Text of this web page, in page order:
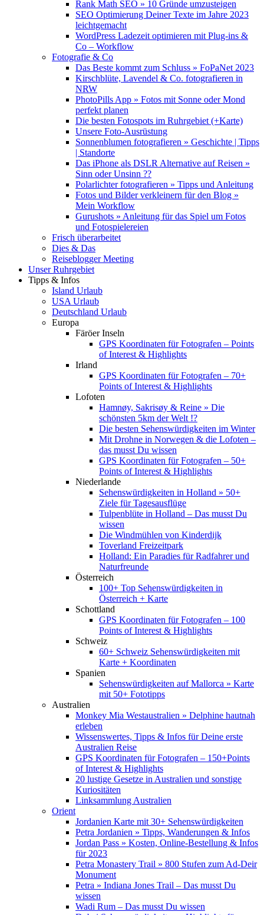
Rank Math SEO » 10 Gründe umzusteigen
SEO Optimierung Deiner Texte im Jahre 2023
leichtgemacht
WordPress Ladezeit optimieren mit Plug-ins &
Co – Workflow
Fotografie & Co
Das Beste kommt zum Schluss » FoPaNet 2023
Kirschblüte, Lavendel & Co. fotografieren in
NRW
PhotoPills App » Fotos mit Sonne oder Mond
perfekt planen
Die besten Fotospots im Ruhrgebiet (+Karte)
Unsere Foto-Ausrüstung
Sonnenblumen fotografieren » Geschichte | Tipps
| Standorte
Das iPhone als DSLR Alternative auf Reisen »
Sinn oder Unsinn ??
Polarlichter fotografieren » Tipps und Anleitung
Fotos und Bilder verkleinern für den Blog »
Mein Workflow
Gurushots » Anleitung für das Spiel um Fotos
und Fotospielereien
Frisch überarbeitet
Dies & Das
Reiseblogger Meeting
Unser Ruhrgebiet
Tipps & Infos
Island Urlaub
USA Urlaub
Deutschland Urlaub
Europa
Färöer Inseln
GPS Koordinaten für Fotografen – Points
of Interest & Highlights
Irland
GPS Koordinaten für Fotografen – 70+
Points of Interest & Highlights
Lofoten
Hamnøy, Sakrisøy & Reine » Die
schönsten 5km der Welt !?
Die besten Sehenswürdigkeiten im Winter
Mit Drohne in Norwegen & die Lofoten –
das musst Du wissen
GPS Koordinaten für Fotografen – 50+
Points of Interest & Highlights
Niederlande
Sehenswürdigkeiten in Holland » 50+
Ziele für Tagesausflüge
Tulpenblüte in Holland – Das musst Du
wissen
Die Windmühlen von Kinderdijk
Toverland Freizeitpark
Holland: Ein Paradies für Radfahrer und
Naturfreunde
Österreich
100+ Top Sehenswürdigkeiten in
Österreich + Karte
Schottland
GPS Koordinaten für Fotografen – 100
Points of Interest & Highlights
Schweiz
60+ Schweiz Sehenswürdigkeiten mit
Karte + Koordinaten
Spanien
Sehenswürdigkeiten auf Mallorca » Karte
mit 50+ Fototipps
Australien
Monkey Mia Westaustralien » Delphine hautnah
erleben
Wissenswertes, Tipps & Infos für Deine erste
Australien Reise
GPS Koordinaten für Fotografen – 150+Points
of Interest & Highlights
20 lustige Gesetze in Australien und sonstige
Kuriositäten
Linksammlung Australien
Orient
Jordanien Karte mit 30+ Sehenswürdigkeiten
Petra Jordanien » Tipps, Wanderungen & Infos
Jordan Pass » Kosten, Online-Bestellung & Infos
für 2023
Petra Monastery Trail » 800 Stufen zum Ad-Deir
Monument
Petra » Indiana Jones Trail – Das musst Du
wissen
Wadi Rum – Das musst Du wissen